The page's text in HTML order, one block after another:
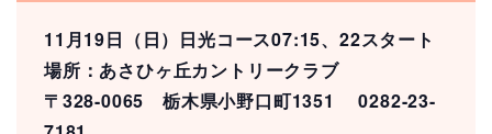
11月19日（日）日光コース07:15、22スタート
場所：あさひヶ丘カントリークラブ
〒328-0065 栃木県小野口町1351 0282-23-